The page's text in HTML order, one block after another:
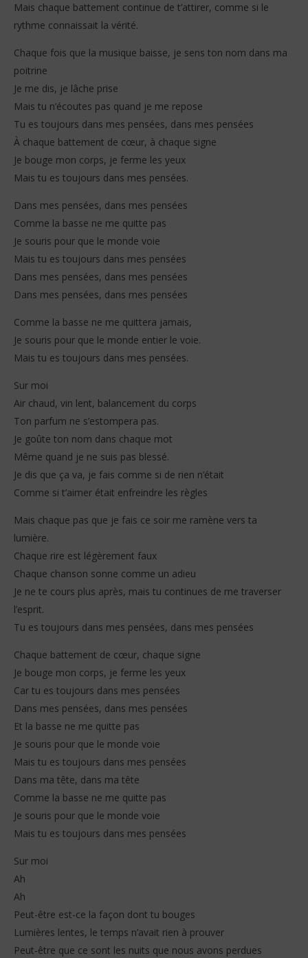
Mais chaque battement continue de t’attirer, comme si le
rythme connaissait la vérité.
Chaque fois que la musique baisse, je sens ton nom dans ma
poitrine
Je me dis, je lâche prise
Mais tu n’écoutes pas quand je me repose
Tu es toujours dans mes pensées, dans mes pensées
À chaque battement de cœur, à chaque signe
Je bouge mon corps, je ferme les yeux
Mais tu es toujours dans mes pensées.
Dans mes pensées, dans mes pensées
Comme la basse ne me quitte pas
Je souris pour que le monde voie
Mais tu es toujours dans mes pensées
Dans mes pensées, dans mes pensées
Dans mes pensées, dans mes pensées
Comme la basse ne me quittera jamais,
Je souris pour que le monde entier le voie.
Mais tu es toujours dans mes pensées.
Sur moi
Air chaud, vin lent, balancement du corps
Ton parfum ne s’estompera pas.
Je goûte ton nom dans chaque mot
Même quand je ne suis pas blessé.
Je dis que ça va, je fais comme si de rien n’était
Comme si t’aimer était enfreindre les règles
Mais chaque pas que je fais ce soir me ramène vers ta
lumière.
Chaque rire est légèrement faux
Chaque chanson sonne comme un adieu
Je ne te cours plus après, mais tu continues de me traverser
l’esprit.
Tu es toujours dans mes pensées, dans mes pensées
Chaque battement de cœur, chaque signe
Je bouge mon corps, je ferme les yeux
Car tu es toujours dans mes pensées
Dans mes pensées, dans mes pensées
Et la basse ne me quitte pas
Je souris pour que le monde voie
Mais tu es toujours dans mes pensées
Dans ma tête, dans ma tête
Comme la basse ne me quitte pas
Je souris pour que le monde voie
Mais tu es toujours dans mes pensées
Sur moi
Ah
Ah
Peut-être est-ce la façon dont tu bouges
Lumières lentes, le temps n’avait rien à prouver
Peut-être que ce sont les nuits que nous avons perdues